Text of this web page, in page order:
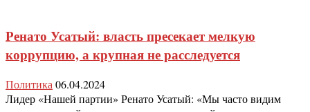
Ренато Усатый: власть пресекает мелкую
коррупцию, а крупная не расследуется
Политика 06.04.2024
Лидер «Нашей партии» Ренато Усатый: «Мы часто видим